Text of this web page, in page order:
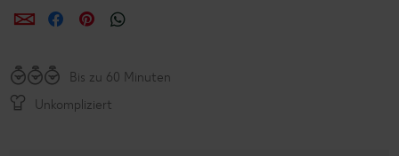
per E-Mail teilen
per Facebook teilen
per Pinterest teilen
Bis zu 60 Minuten
Unkompliziert